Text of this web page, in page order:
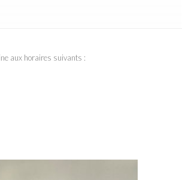
aux horaires suivants :